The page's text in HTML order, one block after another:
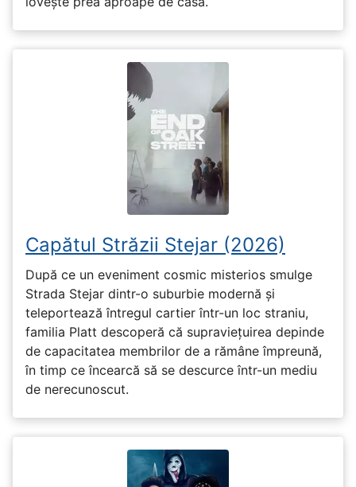
Capătul Străzii Stejar (2026)
După ce un eveniment cosmic misterios smulge
Strada Stejar dintr-o suburbie modernă și
teleportează întregul cartier într-un loc straniu,
familia Platt descoperă că supraviețuirea depinde
de capacitatea membrilor de a rămâne împreună,
în timp ce încearcă să se descurce într-un mediu
de nerecunoscut.